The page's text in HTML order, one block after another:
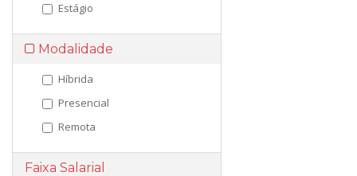
Estágio
Modalidade
Híbrida
Presencial
Remota
Faixa Salarial